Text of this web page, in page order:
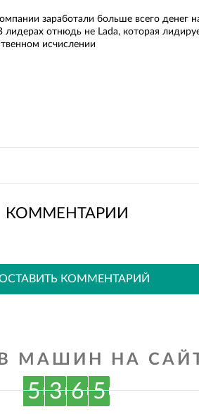
заработали больше всего денег
лидерах отнюдь не Lada, которая
исчислении
КОММЕНТАРИИ
КОММЕНТАРИЙ
МАШИН НА
5 3 6 5